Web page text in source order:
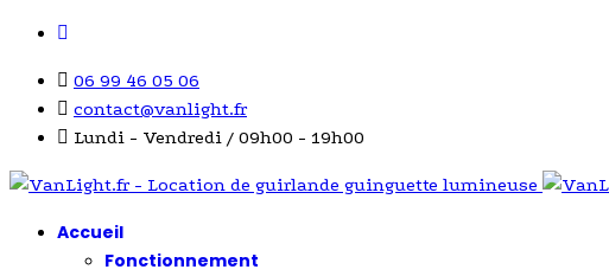
06 99 46 05 06
contact@vanlight.fr
Lundi - Vendredi / 09h00 - 19h00
Accueil
Fonctionnement